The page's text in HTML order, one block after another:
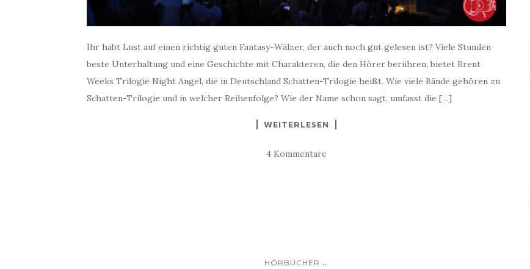
Ihr habt Lust auf einen richtig guten Fantasy-Wälzer, der auch noch gut gelesen ist? Viele Stunden
beste Unterhaltung und eine Geschichte mit Charakteren, die den Hörer berühren, bietet Brent
Weeks Trilogie Night Angel, die in Deutschland Schatten-Trilogie heißt. Wie viele Bände gehören zu
Schatten-Trilogie und in welcher Reihenfolge? Wie der Name schon sagt, umfasst die […]
WEITERLESEN
4 Kommentare
HÖRBÜCHER ...